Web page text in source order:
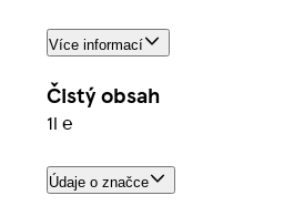
Více informací
Čistý obsah
1l ℮
Údaje o značce